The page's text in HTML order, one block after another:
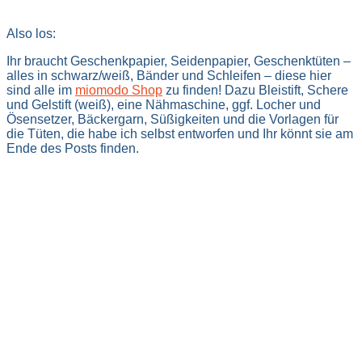
Also los:
Ihr braucht Geschenkpapier, Seidenpapier, Geschenktüten –
alles in schwarz/weiß, Bänder und Schleifen – diese hier
sind alle im miomodo Shop zu finden! Dazu Bleistift, Schere
und Gelstift (weiß), eine Nähmaschine, ggf. Locher und
Ösensetzer, Bäckergarn, Süßigkeiten und die Vorlagen für
die Tüten, die habe ich selbst entworfen und Ihr könnt sie am
Ende des Posts finden.